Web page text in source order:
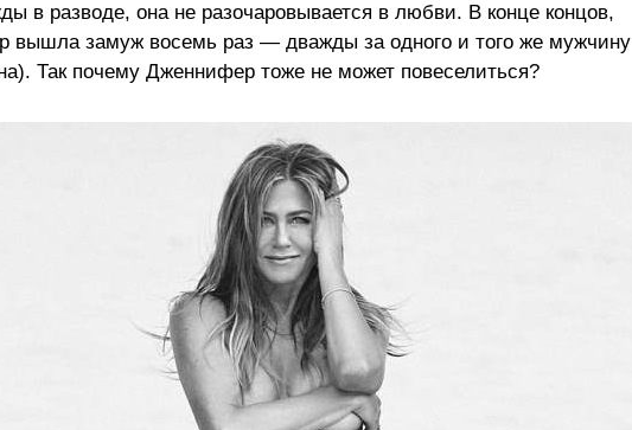
в разводе, она не разочаровывается в любви. В конце концов,
вышла замуж восемь раз — дважды за одного и того же мужчину
Так почему Дженнифер тоже не может повеселиться?